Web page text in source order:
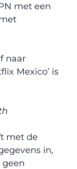
met een
naar
Mexico’ is
met de
in,
geen